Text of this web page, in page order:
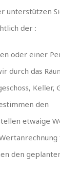
unterstützen
der :
oder einer
durch das
Keller,
den
etwaige
den